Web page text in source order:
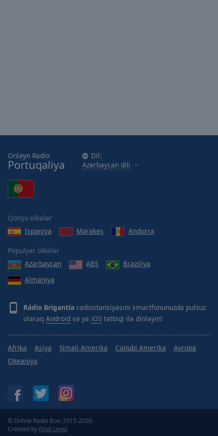
Font
Family
Done
Close
Dialog
End
dialog
Onlayn Radio
Portuqaliya
Dil:
Azərbaycan dili
Qonşu ölkələr
İspaniya
Mərakeş Andorra
Populyar ölkələr
Azərbaycan
ABŞ
Braziliya
Almaniya
Rádio Brigantia radiostansiyasını smartfonunuzda pulsuz
olaraq Android və ya iOS tətbiqi ilə dinləyin!
Afrika Asiya Şimali Amerika Cənubi Amerika
Avropa
Okeaniya
© Online Radio Box, 2015-2026.
Created by Final Level